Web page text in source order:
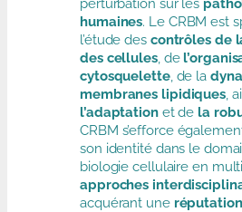
perturbation sur les
humaines. Le CRBM est
l’étude des contrôles de
des cellules, de
cytosquelette, de la
membranes lipidiques,
l’adaptationet de la
CRBM s’efforce
son identité dans le
biologie cellulaire en
approches
acquérant une réputation